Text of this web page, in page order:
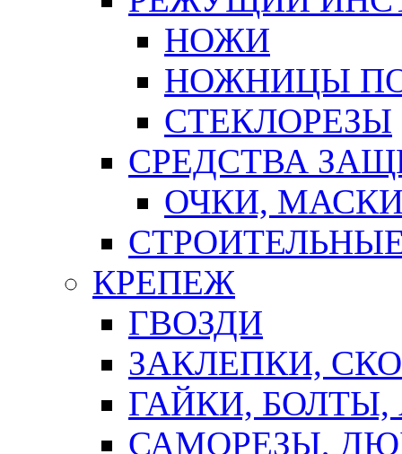
НОЖИ
НОЖНИЦЫ
СТЕКЛОРЕЗЫ
СРЕДСТВА
ОЧКИ,
КРЕПЕЖ
ГВОЗДИ
ЗАКЛЕПКИ,
ГАЙКИ,
САМОРЕЗЫ,